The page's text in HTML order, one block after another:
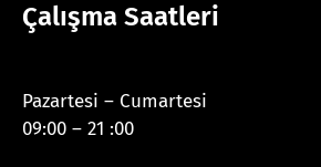
Çalışma Saatleri
Pazartesi – Cumartesi
09:00 – 21 :00